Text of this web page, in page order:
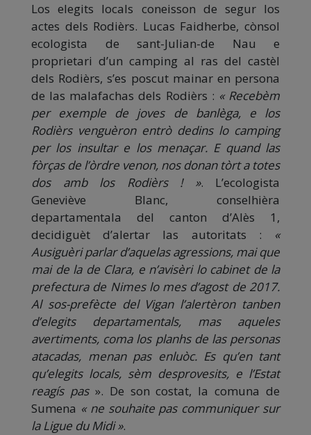
Los elegits locals coneisson de segur los
actes dels Rodièrs. Lucas Faidherbe, cònsol
ecologista de sant-Julian-de Nau e
proprietari d’un camping al ras del castèl
dels Rodièrs, s’es poscut mainar en persona
de las malafachas dels Rodièrs : « Recebèm
per exemple de joves de banlèga, e los
Rodièrs venguèron entrò dedins lo camping
per los insultar e los menaçar. E quand las
fòrças de l’òrdre venon, nos donan tòrt a totes
dos amb los Rodièrs ! ». L’ecologista
Geneviève Blanc, conselhièra
departamentala del canton d’Alès 1,
decidiguèt d’alertar las autoritats : «
Ausiguèri parlar d’aquelas agressions, mai que
mai de la de Clara, e n’avisèri lo cabinet de la
prefectura de Nimes lo mes d’agost de 2017.
Al sos-prefècte del Vigan l’alertèron tanben
d’elegits departamentals, mas aqueles
avertiments, coma los planhs de las personas
atacadas, menan pas enluòc. Es qu’en tant
qu’elegits locals, sèm desprovesits, e l’Estat
reagís pas». De son costat, la comuna de
Sumena « ne souhaite pas communiquer sur
la Ligue du Midi ».